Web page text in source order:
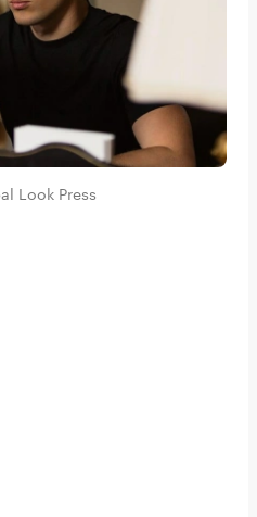
Look Press